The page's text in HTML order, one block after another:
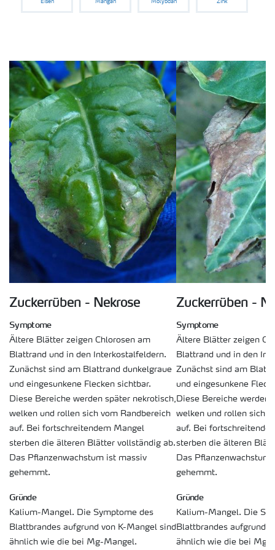
Eisen Mangan Molybdän Zink
Zuckerrüben - Nekrose
Symptome
Ältere Blätter zeigen Chlorosen am
Blattrand und in den Interkostalfeldern.
Zunächst sind am Blattrand dunkelgraue
und eingesunkene Flecken sichtbar.
Diese Bereiche werden später nekrotisch,
welken und rollen sich vom Randbereich
auf. Bei fortschreitendem Mangel
sterben die älteren Blätter vollständig ab.
Das Pflanzenwachstum ist massiv
gehemmt.
Gründe
Kalium-Mangel. Die Symptome des
Blattbrandes aufgrund von K-Mangel sind
ähnlich wie die bei Mg-Mangel.
Zuckerrüben -
Symptome
Ältere Blätter zeigen
Blattrand und in den
Zunächst sind am
und eingesunkene
Diese Bereiche werden
welken und rollen sich
auf. Bei
sterben die älteren
Das Pflanzenwachstum
gehemmt.
Gründe
Kalium-Mangel. Die
Blattbrandes aufgrund
ähnlich wie die bei Mg-